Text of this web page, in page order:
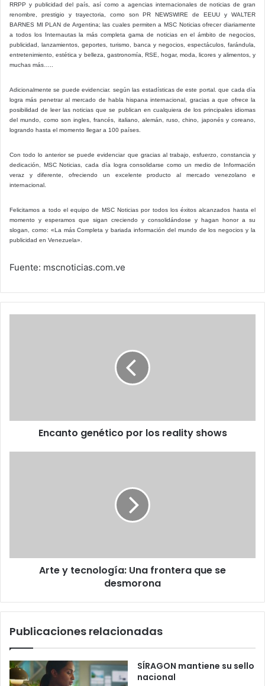
RRPP y publicidad del país, así como a agencias internacionales de noticias de gran
renombre, prestigio y trayectoria, como son PR NEWSWIRE de EEUU y WALTER
BARNES MI PLAN de Argentina; las cuales permiten a MSC Noticias ofrecer diariamente
a todos los Internautas la más completa gama de noticias en el ámbito de negocios,
publicidad, lanzamientos, geportes, turismo, banca y negocios, espectáculos, farándula,
entretenimiento, estética y belleza, gastronomía, RSE, hogar, moda, licores y alimentos, y
muchas más…..
Adicionalmente se puede evidenciar. según las estadísticas de este portal. que cada día
logra más penetrar al mercado de habla hispana internacional, gracias a que ofrece la
posibilidad de leer las noticias que se publican en cualquiera de los principales idiomas
del mundo, como son ingles, francés, italiano, alemán, ruso, chino, japonés y coreano,
logrando hasta el momento llegar a 100 países.
Con todo lo anterior se puede evidenciar que gracias al trabajo, esfuerzo, constancia y
dedicación, MSC Noticias, cada día logra consolidarse como un medio de Información
veraz y diferente, ofreciendo un excelente producto al mercado venezolano e
internacional.
Felicitamos a todo el equipo de MSC Noticias por todos los éxitos alcanzados hasta el
momento y esperamos que sigan creciendo y consolidándose y hagan honor a su
slogan, como: «La más Completa y bariada información del mundo de los negocios y la
publicidad en Venezuela».
Fuente: mscnoticias.com.ve
Encanto genético por los reality shows
Arte y tecnología: Una frontera que se
desmorona
Publicaciones relacionadas
SÍRAGON mantiene su sello
nacional